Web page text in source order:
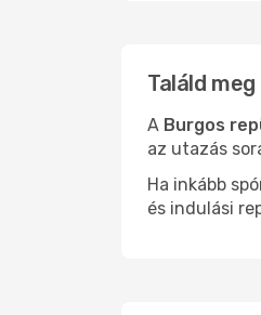
Találd
A Burgos
az utazás
Ha inkább
és indulási